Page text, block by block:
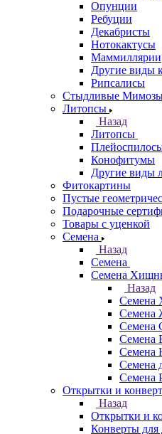
Опунции
Ребуции
Декабристы
Нотокактусы
Маммиллярии
Другие виды
Рипсалисы
Стыдливые
Литопсы
Назад
Литопсы
Конофитумы
Другие виды
Фитокартины
Пустые
Подарочные
Товары с уценкой
Семена
Назад
Семена
Семена
Назад
Семена
Семена
Семена
Семена
Семена
Семена
Семена
Открытки и
Назад
Открытки и
Конверты для